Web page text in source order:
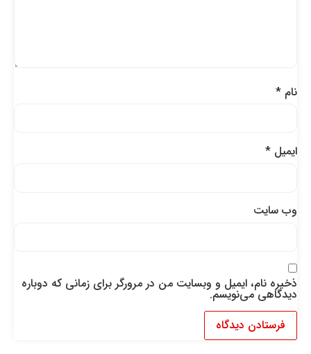
نام*
ایمیل*
وب‌ سایت
ذخیره نام، ایمیل و وبسایت من در مرورگر برای زمانی که دوباره
دیدگاهی می‌نویسم.